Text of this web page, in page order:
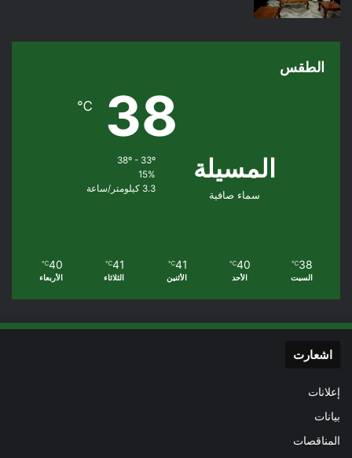
الطقس
المسيلة
سماء صافية
38
℃
38º - 33º
15%
3.3 كيلومتر/ساعة
38
℃
السبت
40
℃
الأحد
41
℃
الأثنين
41
℃
الثلاثاء
40
℃
الأربعاء
اشعارت
إعلانات
بيانات
المناقصات